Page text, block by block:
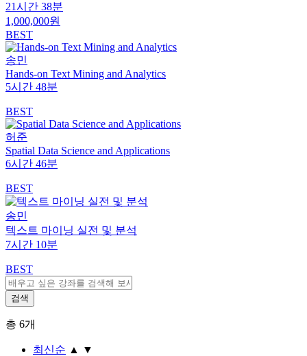
21시간 38분
1,000,000원
BEST
송민
Hands-on Text Mining and Analytics
5시간 48분
BEST
허준
Spatial Data Science and Applications
6시간 46분
BEST
송민
텍스트 마이닝 실전 및 분석
7시간 10분
BEST
총 6개
최신순 ▲
▼